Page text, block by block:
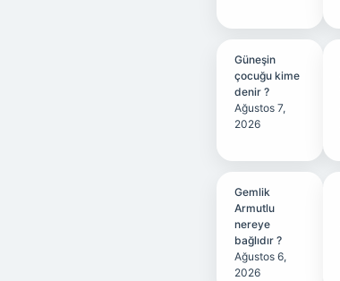
Güneşin
çocuğu kime
denir ?
Ağustos 7,
2026
Gemlik
Armutlu
nereye
bağlıdır ?
Ağustos 6,
2026